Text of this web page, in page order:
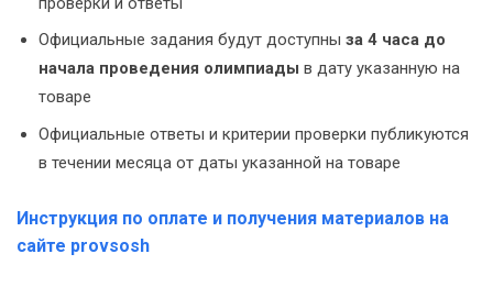
Официальные задания будут доступны за 4 часа до
начала проведения олимпиады в дату указанную на
товаре
Официальные ответы и критерии проверки публикуются
в течении месяца от даты указанной на товаре
Инструкция по оплате и получения материалов на
сайте provsosh